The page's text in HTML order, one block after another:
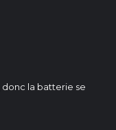
donc la batterie se